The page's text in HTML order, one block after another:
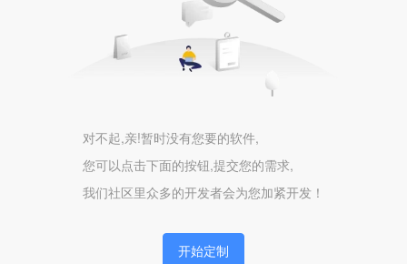
对不起,亲!暂时没有您要的软件,
您可以点击下面的按钮,提交您的需求,
我们社区里众多的开发者会为您加紧开发！
开始定制